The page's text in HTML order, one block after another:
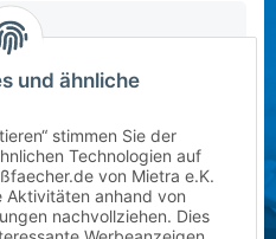
leider keine Schließfächer
Sie uns per E-Mail
Klassenstufe im
und ähnliche
stimmen Sie der
Technologien auf
von Mietra e.K.
Aktivitäten anhand von
nachvollziehen. Dies